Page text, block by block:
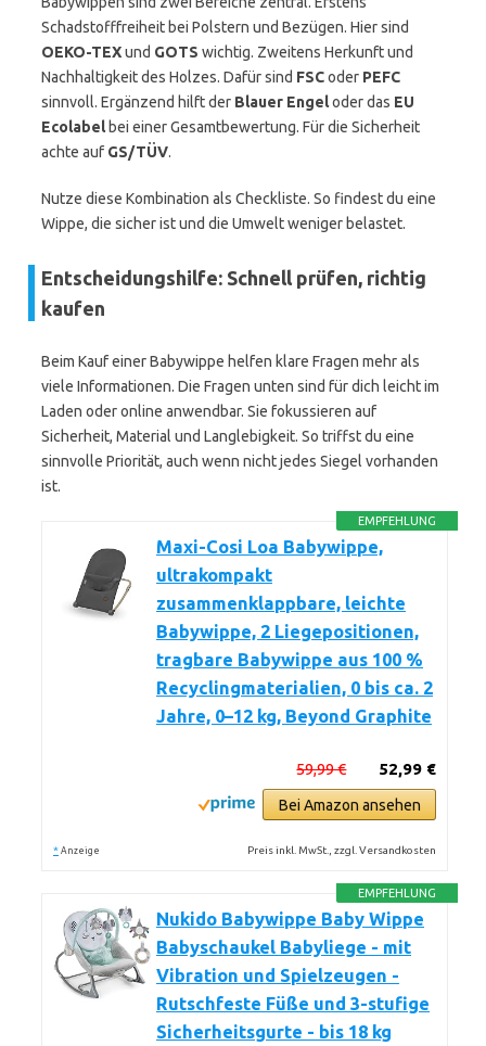
Schadstofffreiheit bei Polstern und Bezügen. Hier sind
OEKO-TEXund GOTS wichtig. Zweitens Herkunft und
Nachhaltigkeit des Holzes. Dafür sind FSCoder PEFC
sinnvoll. Ergänzend hilft der Blauer Engeloder das EU
Ecolabelbei einer Gesamtbewertung. Für die Sicherheit
achte auf GS/TÜV.
Nutze diese Kombination als Checkliste. So findest du eine
Wippe, die sicher ist und die Umwelt weniger belastet.
Entscheidungshilfe: Schnell prüfen, richtig
kaufen
Beim Kauf einer Babywippe helfen klare Fragen mehr als
viele Informationen. Die Fragen unten sind für dich leicht im
Laden oder online anwendbar. Sie fokussieren auf
Sicherheit, Material und Langlebigkeit. So triffst du eine
sinnvolle Priorität, auch wenn nicht jedes Siegel vorhanden
ist.
EMPFEHLUNG
Maxi-Cosi Loa Babywippe,
ultrakompakt
zusammenklappbare, leichte
Babywippe, 2 Liegepositionen,
tragbare Babywippe aus 100 %
Recyclingmaterialien, 0 bis ca. 2
Jahre, 0–12 kg, Beyond Graphite
52,99 €
59,99 €
Bei Amazon ansehen
* Anzeige Preis inkl. MwSt., zzgl. Versandkosten
EMPFEHLUNG
Nukido Babywippe Baby Wippe
Babyschaukel Babyliege - mit
Vibration und Spielzeugen -
Rutschfeste Füße und 3-stufige
Sicherheitsgurte - bis 18 kg